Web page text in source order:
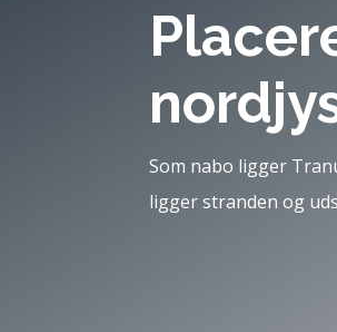
Som nabo ligger
ligger stranden og